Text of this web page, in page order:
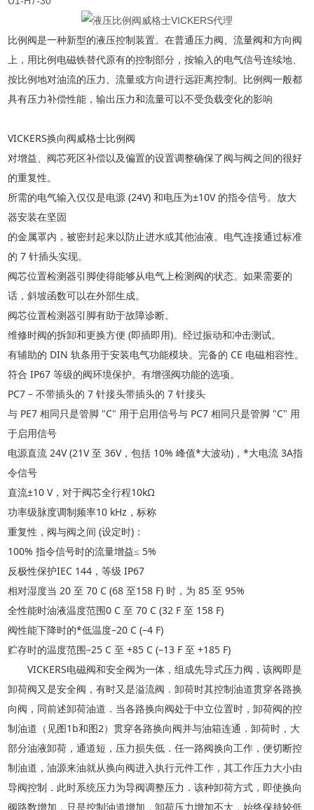
比例阀是一种新型的液压控制装置。在普通压力阀、流量阀和方向阀
上，用比例电磁铁替代原有的控制部分，按输入的电气信号连续地、
按比例地对油流的压力、流量或方向进行远距离控制。比例阀一般都
具有压力补偿性能，输出压力和流量可以不受负载变化的影响
VICKERS换向阀威格士比例阀
对增益、阀芯死区补偿以及偏置的设置调整确保了阀与阀之间的很好
的重复性。
所需的电气输入仅仅是电源 (24V) 和电压为±10V 的指令信号。放大
器安装在坚固
的金属罩内，被密封起来以防止进水或其他油液。电气连接通过标准
的 7 针插头实现。
阀芯位置检测器引脚使得能够从电气上检测阀的状态。如果需要的
话，斜坡函数可以在外部生成。
阀芯位置检测器引脚有助于故障诊断。
维修时阀的拆卸和更换方便 (即插即用)。经过振动和冲击测试。
有辅助的 DIN 轨条用于安装电气功能模块。完备的 CE 电磁相容性。
符合 IP67 等级的阀环境保护。有增强阀功能的选项。
PC7 – 不带插头的 7 针接头带插头的 7 针接头
与 PE7 相同只是管脚 "C" 用于启用信号与 PC7 相同只是管脚 "C" 用
于启用信号
电源直流 24V (21V 至 36V，包括 10% 峰值*大波动)，*大电流 3A指
令信号
直流±10 V，对于阀芯全行程10kΩ
功率级脉度调制频率10 kHz，标称
重复性，阀与阀之间 (设定时)：
100% 指令信号时的流量增益≤ 5%
反极性保护IEC 144，等级 IP67
相对湿度当 20 至 70 C (68 至158 F) 时，为 85 至 95%
全性能时油液温度范围0 C 至 70 C (32 F 至 158 F)
阀性能下降时的*低温度–20 C (–4 F)
贮存时的温度范围–25 C 至 +85 C (–13 F 至 +185 F)
VICKERS电磁阀和安全阀为一体，组成先导式压力阀，该阀即是
卸荷阀又是安全阀，有时又是溢流阀．卸荷时其控制油道贯穿各路换
向阀，同前述卸荷油道．当各路换向阀处于中立位置时，卸荷阀的控
制油道（见图1b和图2）贯穿各路换向阀并与油箱连通．卸荷时，大
部分油液卸荷，通道短，压力损失低．任一路阀换向工作，便切断控
制油道，油源来油就从换向阀进入执行元件工作，其工作压力大小由
导阀控制．此时系统压力为导阀调整压力．该种卸荷方式，即使换向
阀路数增加，只是控制油道增加，卸荷压力增加不大，始终保持较低